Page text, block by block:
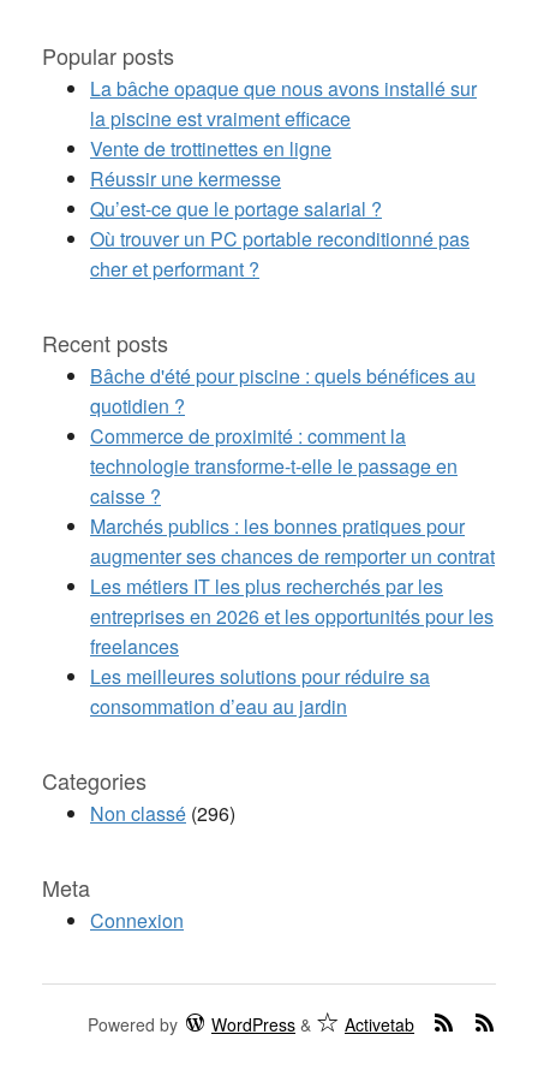
Popular posts
La bâche opaque que nous avons installé sur
la piscine est vraiment efficace
Vente de trottinettes en ligne
Réussir une kermesse
Qu’est-ce que le portage salarial ?
Où trouver un PC portable reconditionné pas
cher et performant ?
Recent posts
Bâche d'été pour piscine : quels bénéfices au
quotidien ?
Commerce de proximité : comment la
technologie transforme-t-elle le passage en
caisse ?
Marchés publics : les bonnes pratiques pour
augmenter ses chances de remporter un contrat
Les métiers IT les plus recherchés par les
entreprises en 2026 et les opportunités pour les
freelances
Les meilleures solutions pour réduire sa
consommation d’eau au jardin
Categories
Non classé (296)
Meta
Connexion
Powered by WordPress & Activetab